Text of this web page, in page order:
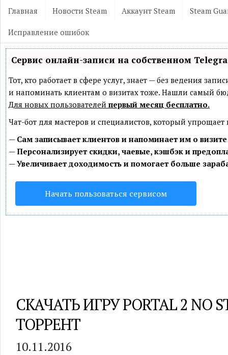
Главная Новости Steam Аккаунт Steam Steam
Исправление ошибок
Сервис онлайн-записи на собственном
Тот, кто работает в сфере услуг, знает — без ведения
и напоминать клиентам о визитах тоже. Нашли самый
Для новых пользователей первый месяц бесплатно.
Чат-бот для мастеров и специалистов, который
— Сам записывает клиентов и напоминает им о
—Персонализирует скидки, чаевые, кэшбэк и
—Увеличивает доходимость и помогает больше
Начать пользоваться сервисом
СКАЧАТЬ ИГРУ PORTAL 2 NO
ТОРРЕНТ
10.11.2016